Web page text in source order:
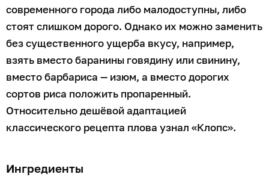
современного города либо малодоступны, либо
стоят слишком дорого. Однако их можно заменить
без существенного ущерба вкусу, например,
взять вместо баранины говядину или свинину,
вместо барбариса — изюм, а вместо дорогих
сортов риса положить пропаренный.
Относительно дешёвой адаптацией
классического рецепта плова узнал «Клопс».
Ингредиенты